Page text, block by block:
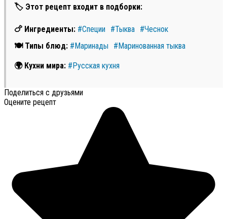
🏷 Этот рецепт входит в подборки:
🍗 Ингредиенты: #Специи #Тыква #Чеснок
🍽 Типы блюд: #Маринады #Маринованная тыква
🌍 Кухни мира: #Русская кухня
Поделиться с друзьями
Оцените рецепт